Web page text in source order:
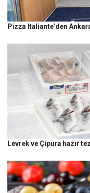
Pizza Italiante’den
Levrek ve Çipura hazır